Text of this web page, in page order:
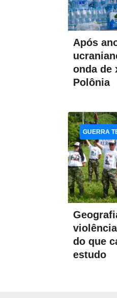
Após
onda de
Polônia
do que
estudo
GUERRA